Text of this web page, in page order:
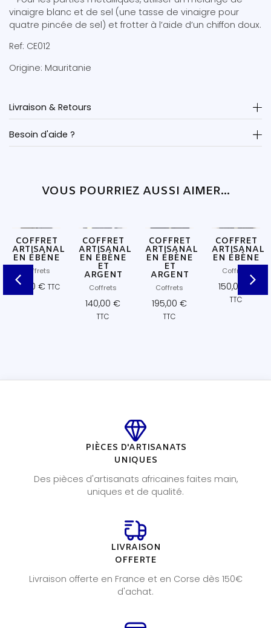
vinaigre blanc et de sel (une tasse de vinaigre pour
quatre pincée de sel) et frotter à l’aide d’un chiffon doux.
Ref: CE012
Origine: Mauritanie
Livraison & Retours
Besoin d'aide ?
VOUS POURRIEZ AUSSI AIMER...
COFFRET
ARTISANAL
EN ÉBÉNE
Coffrets
110,00 € TTC
COFFRET
ARTISANAL
EN ÉBÈNE
ET
ARGENT
Coffrets
140,00 €
TTC
COFFRET
ARTISANAL
EN ÉBÈNE
ET
ARGENT
Coffrets
195,00 €
TTC
COFFRET
ARTISANAL
EN ÉBÈNE
Coffrets
150,00 €
TTC
PIÈCES D'ARTISANATS
UNIQUES
Des pièces d'artisanats africaines faites main,
uniques et de qualité.
LIVRAISON
OFFERTE
Livraison offerte en France et en Corse dès 150€
d'achat.